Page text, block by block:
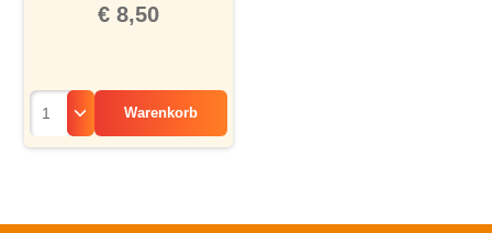
€ 8,50
Warenkorb